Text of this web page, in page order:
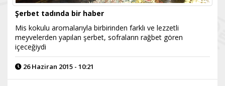
Şerbet tadında bir haber
Mis kokulu aromalarıyla birbirinden farklı ve lezzetli
meyvelerden yapılan şerbet, sofraların rağbet gören
içeceğiydi
26 Haziran 2015 - 10:21